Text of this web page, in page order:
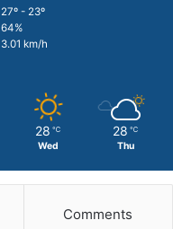
27º - 23º
64%
3.01 km/h
28 ℃
Wed
28 ℃
Thu
Comments